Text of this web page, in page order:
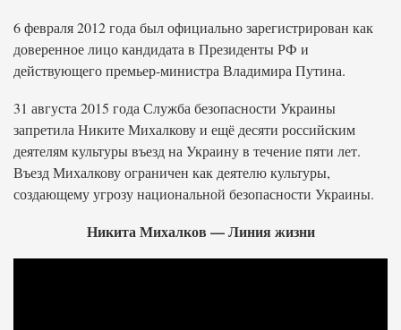
6 февраля 2012 года был официально зарегистрирован как
доверенное лицо кандидата в Президенты РФ и
действующего премьер-министра Владимира Путина.
31 августа 2015 года Служба безопасности Украины
запретила Никите Михалкову и ещё десяти российским
деятелям культуры въезд на Украину в течение пяти лет.
Въезд Михалкову ограничен как деятелю культуры,
создающему угрозу национальной безопасности Украины.
Никита Михалков — Линия жизни